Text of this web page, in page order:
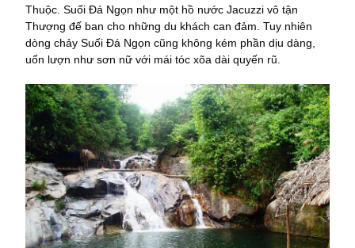
Thuộc. Suối Đá Ngọn như một hồ nước Jacuzzi vô tận
Thượng đế ban cho những du khách can đảm. Tuy nhiên
dòng chảy Suối Đá Ngọn cũng không kém phần dịu dàng,
uốn lượn như sơn nữ với mái tóc xõa dài quyến rũ.